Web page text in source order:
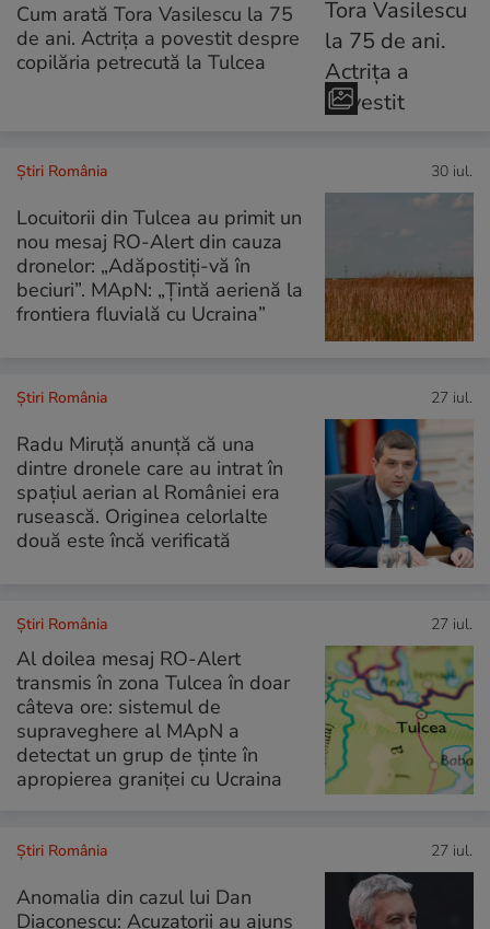
Cum arată Tora Vasilescu la 75
de ani. Actrița a povestit despre
copilăria petrecută la Tulcea
Știri România 30 iul.
Locuitorii din Tulcea au primit un
nou mesaj RO-Alert din cauza
dronelor: „Adăpostiţi-vă în
beciuri”. MApN: „Țintă aerienă la
frontiera fluvială cu Ucraina”
Știri România 27 iul.
Radu Miruță anunță că una
dintre dronele care au intrat în
spațiul aerian al României era
rusească. Originea celorlalte
două este încă verificată
Știri România 27 iul.
Al doilea mesaj RO-Alert
transmis în zona Tulcea în doar
câteva ore: sistemul de
supraveghere al MApN a
detectat un grup de ținte în
apropierea graniței cu Ucraina
Știri România 27 iul.
Anomalia din cazul lui Dan
Diaconescu: Acuzatorii au ajuns